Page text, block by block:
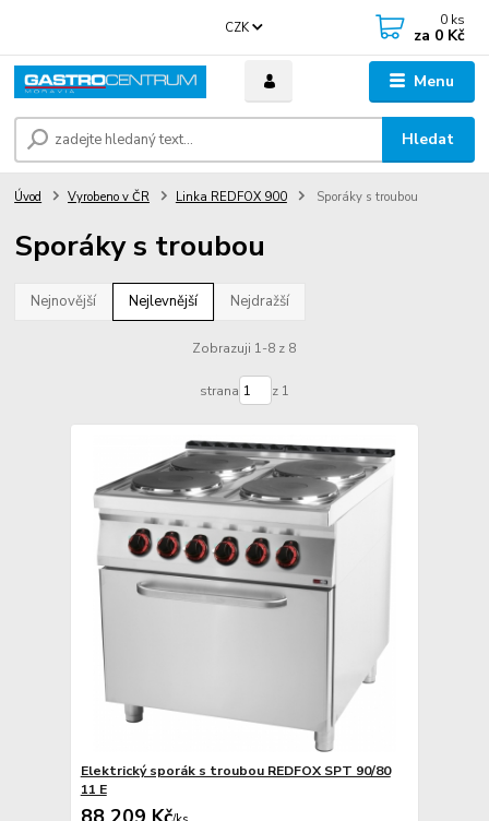
Menu
CZK
Hledat
0 ks
za 0 Kč
Úvod Vyrobeno v ČR Linka REDFOX 900 Sporáky s troubou
Sporáky s troubou
Nejnovější Nejlevnější Nejdražší
Zobrazuji 1-8 z 8
strana z 1
Elektrický sporák s troubou REDFOX SPT 90/80
11 E